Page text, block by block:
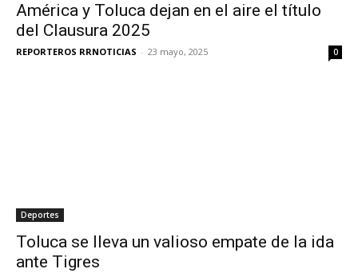
América y Toluca dejan en el aire el título
del Clausura 2025
REPORTEROS RRNOTICIAS - 23 mayo, 2025 0
Deportes
Toluca se lleva un valioso empate de la ida
ante Tigres